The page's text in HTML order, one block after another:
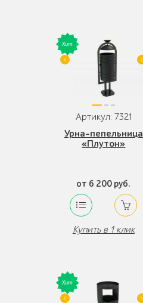
Артикул: 7321
Урна-пепельница
«Плутон»
от 6 200 руб.
Купить в 1 клик